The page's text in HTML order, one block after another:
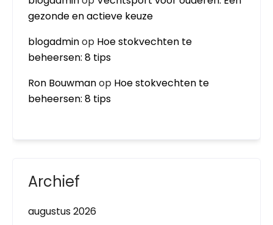
gezonde en actieve keuze
blogadminop Hoe stokvechten te
beheersen: 8 tips
Ron Bouwmanop Hoe stokvechten te
beheersen: 8 tips
Archief
augustus 2026